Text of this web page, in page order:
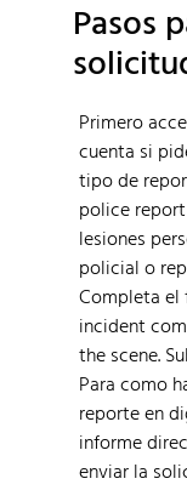
Pasos
Primero
cuenta si
tipo de
police
lesiones
policial o
Completa el
incident
the scene.
Para como
reporte en
informe
enviar la